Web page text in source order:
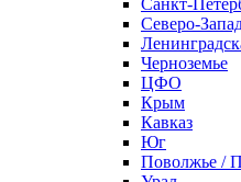
Санкт-
Северо-
Черноземье
ЦФО
Крым
Кавказ
Юг
Поволжье /